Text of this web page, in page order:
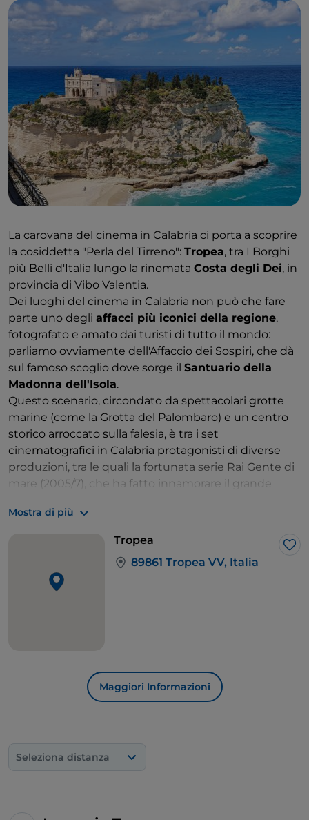
La carovana del cinema in Calabria ci porta a scoprire
la cosiddetta "Perla del Tirreno": Tropea, tra I Borghi
più Belli d'Italia lungo la rinomata Costa degli Dei, in
provincia di Vibo Valentia.
Dei luoghi del cinema in Calabria non può che fare
parte uno degli affacci più iconici della regione,
fotografato e amato dai turisti di tutto il mondo:
parliamo ovviamente dell'Affaccio dei Sospiri, che dà
sul famoso scoglio dove sorge il Santuario della
Madonna dell'Isola.
Questo scenario, circondato da spettacolari grotte
marine (come la Grotta del Palombaro) e un centro
storico arroccato sulla falesia, è tra i set
cinematografici in Calabria protagonisti di diverse
produzioni, tra le quali la fortunata serie Rai Gente di
mare (2005/7), che ha fatto innamorare il grande
le vicende della Capitaneria di Porto immaginata da
Alfredo Peyretti e Vittorio De Sisti, con protagonisti
Lorenzo Crespi e Valeria Gravina.
Mostra di più
Tropea
89861 Tropea VV, Italia
Maggiori Informazioni
Seleziona distanza